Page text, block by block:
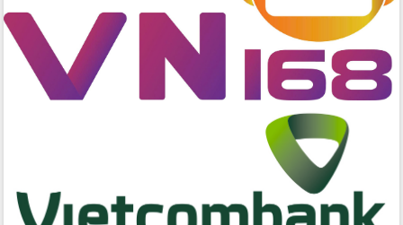
tâm đạt được mục tiêu tăng trưởng
hai con số trong năm 2026
Tổ chức trang trọng Lễ hội Đền thờ
Lương Văn Chánh năm 2026
Phó Bí thư Tỉnh ủy Đắk Lắk Đỗ Hữu
Chuyển đổi số thư viện: Mở rộng
không gian tri thức trong thời đại số